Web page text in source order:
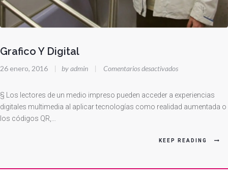
Grafico Y Digital
26 enero, 2016 | by admin | Comentarios desactivadosen
Y
Digital
§ Los lectores de un medio impreso pueden acceder a experiencias
digitales multimedia al aplicar tecnologías como realidad aumentada o
los códigos QR,…
KEEP READING